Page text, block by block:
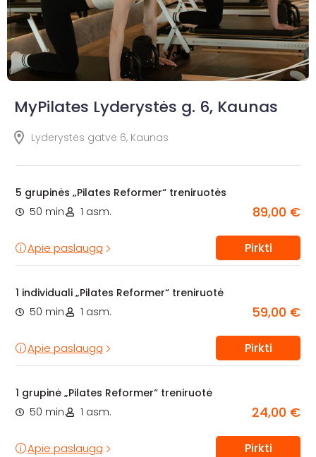
MyPilates Lyderystės g. 6, Kaunas
Lyderystės gatvė 6, Kaunas
5 grupinės „Pilates Reformer“ treniruotės
50 min.
1 asm. 89,00 €
Apie paslaugą Pirkti
1 individuali „Pilates Reformer“ treniruotė
50 min.
1 asm. 59,00 €
Apie paslaugą Pirkti
1 grupinė „Pilates Reformer“ treniruotė
50 min.
1 asm. 24,00 €
Apie paslaugą Pirkti